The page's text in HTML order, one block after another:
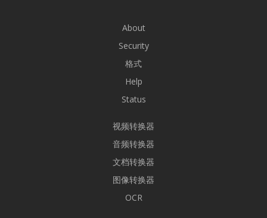
About
Security
格式
Help
Status
视频转换器
音频转换器
文档转换器
图像转换器
OCR